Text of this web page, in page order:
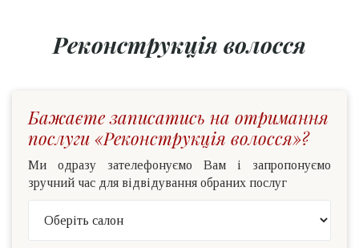
Реконструкція волосся
Бажаєте записатись на отримання
послуги «Реконструкція волосся»?
Ми одразу зателефонуємо Вам і запропонуємо
зручний час для відвідування обраних послуг